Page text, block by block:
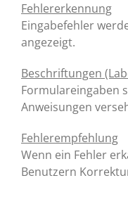
Fehlererkennung
Eingabefehler
angezeigt.
Beschriftungen
Formulareingaben
Anweisungen
Fehlerempfehlung
Wenn ein Fehler
Benutzern